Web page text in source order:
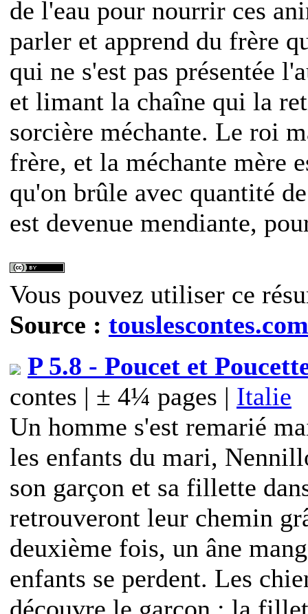
de l'eau pour nourrir ces
parler et apprend du frère
qui ne s'est pas présentée
et limant la chaîne qui la
sorcière méchante. Le roi
frère, et la méchante mère
qu'on brûle avec quantité
est devenue mendiante,
Vous pouvez utiliser ce
Source : touslescontes.com
P 5.8 - Poucet et
contes | ± 4¼ pages | Italie
Un homme s'est remarié
les enfants du mari,
son garçon et sa fillette
retrouveront leur chemin
deuxième fois, un âne
enfants se perdent. Les